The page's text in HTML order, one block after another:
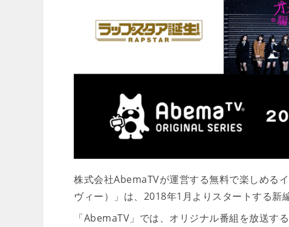
株式会社AbemaTVが運営する無料で楽しめる
ヴィー）」は、2018年1月よりスタートする新
「AbemaTV」では、オリジナル番組を放送す